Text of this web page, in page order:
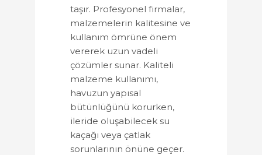
taşır. Profesyonel firmalar,
malzemelerin kalitesine ve
kullanım ömrüne önem
vererek uzun vadeli
çözümler sunar. Kaliteli
malzeme kullanımı,
havuzun yapısal
bütünlüğünü korurken,
ileride oluşabilecek su
kaçağı veya çatlak
sorunlarının önüne geçer.